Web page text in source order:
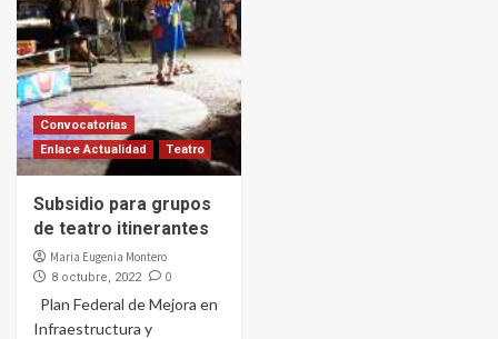
Convocatorias
Enlace Actualidad
Teatro
Subsidio para grupos
de teatro itinerantes
Maria Eugenia Montero
8 octubre, 2022 0
Plan Federal de Mejora en
Infraestructura y